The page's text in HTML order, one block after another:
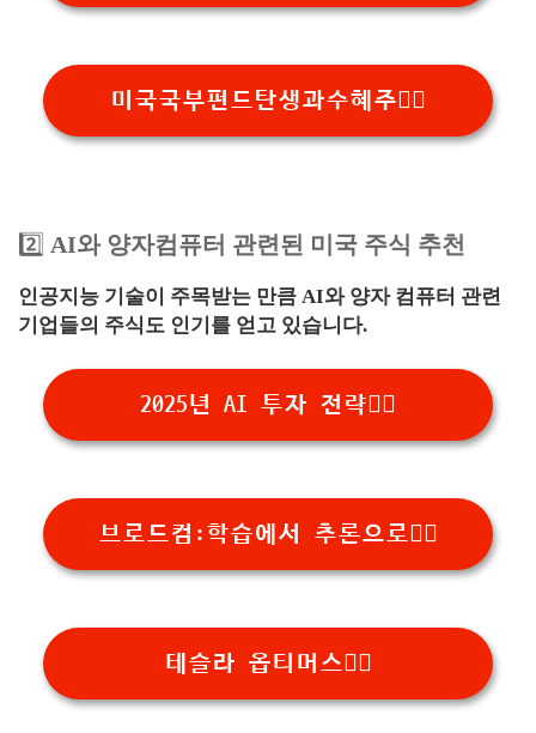
미국국부펀드탄생과수혜주👉🏻
2️⃣ AI와 양자컴퓨터 관련된 미국 주식 추천
인공지능 기술이 주목받는 만큼 AI와 양자 컴퓨터 관련
기업들의 주식도 인기를 얻고 있습니다.
2025년 AI 투자 전략👉🏻
브로드컴:학습에서 추론으로👉🏻
테슬라 옵티머스👉🏻